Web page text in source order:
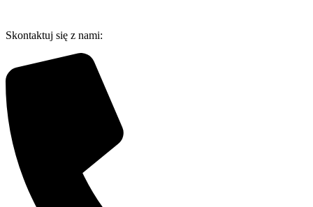
treści
Skontaktuj się z nami: